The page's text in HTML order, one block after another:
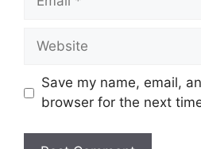
Website
Save my name, email,
browser for the next